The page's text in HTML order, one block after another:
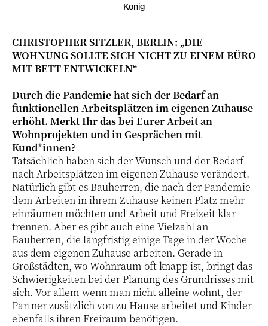
König
CHRISTOPHER SITZLER, BERLIN: „DIE
WOHNUNG SOLLTE SICH NICHT ZU EINEM BÜRO
MIT BETT ENTWICKELN“
Durch die Pandemie hat sich der Bedarf an
funktionellen Arbeitsplätzen im eigenen Zuhause
erhöht. Merkt Ihr das bei Eurer Arbeit an
Wohnprojekten und in Gesprächen mit
Kund*innen?
Tatsächlich haben sich der Wunsch und der Bedarf
nach Arbeitsplätzen im eigenen Zuhause verändert.
Natürlich gibt es Bauherren, die nach der Pandemie
dem Arbeiten in ihrem Zuhause keinen Platz mehr
einräumen möchten und Arbeit und Freizeit klar
trennen. Aber es gibt auch eine Vielzahl an
Bauherren, die langfristig einige Tage in der Woche
aus dem eigenen Zuhause arbeiten. Gerade in
Großstädten, wo Wohnraum oft knapp ist, bringt das
Schwierigkeiten bei der Planung des Grundrisses mit
sich. Vor allem wenn man nicht alleine wohnt, der
Partner zusätzlich von zu Hause arbeitet und Kinder
ebenfalls ihren Freiraum benötigen.